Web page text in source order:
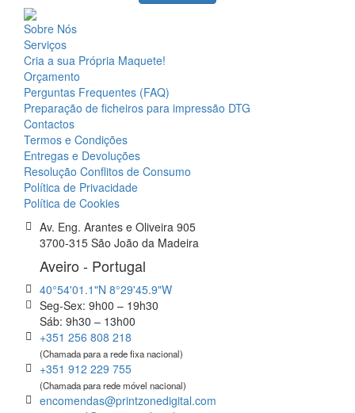
Sobre Nós
Serviços
Cria a sua Própria Maquete!
Orçamento
Perguntas Frequentes (FAQ)
Preparação de ficheiros para impressão DTG
Contactos
Termos e Condições
Entregas e Devoluções
Resolução Conflitos de Consumo
Política de Privacidade
Política de Cookies
Av. Eng. Arantes e Oliveira 905
3700-315 São João da Madeira
Aveiro - Portugal
40°54'01.1"N 8°29'45.9"W
Seg-Sex: 9h00 – 19h30
Sáb: 9h30 – 13h00
+351 256 808 218
(Chamada para a rede fixa nacional)
+351 912 229 755
(Chamada para rede móvel nacional)
encomendas@printzonedigital.com